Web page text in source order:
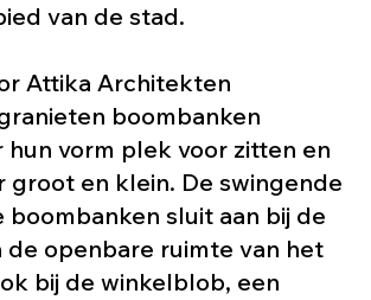
van de stad.
Attika Architekten
boombanken
hun vorm plek voor zitten en
groot en klein. De swingende
boombanken sluit aan bij de
de openbare ruimte van het
bij de winkelblob, een